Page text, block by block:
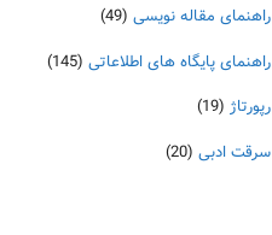
راهنمای مقاله نویسی (49)
راهنمای پایگاه های اطلاعاتی (145)
رپورتاژ (19)
سرقت ادبی (20)